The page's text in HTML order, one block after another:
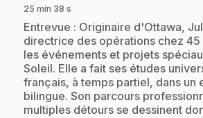
25 min 38 s
.Entrevue : Originaire d'Ottawa,
directrice des opérations chez
les événements et projets
Soleil. Elle a fait ses études
français, à temps partiel, dans un
bilingue. Son parcours
multiples détours se dessinent